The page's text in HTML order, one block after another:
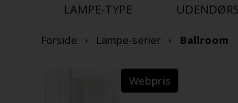
LAMPE-TYPE
Forside Lampe-serier Ballroom